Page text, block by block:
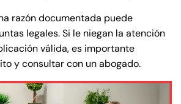
razón documentada puede
legales. Si le niegan la atención
válida, es importante
y consultar con un abogado.